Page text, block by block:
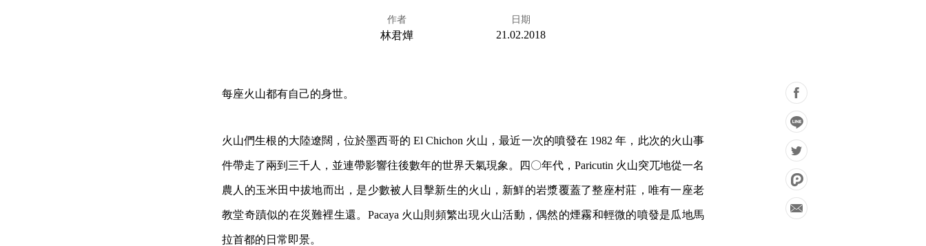
作者
林君燁
日期
21.02.2018
每座火山都有自己的身世。
火山們生根的大陸遼闊，位於墨西哥的 El Chichon 火山，最近一次的噴發在 1982 年，此次的火山事
件帶走了兩到三千人，並連帶影響往後數年的世界天氣現象。四〇年代，Paricutin 火山突兀地從一名
農人的玉米田中拔地而出，是少數被人目擊新生的火山，新鮮的岩漿覆蓋了整座村莊，唯有一座老
教堂奇蹟似的在災難裡生還。Pacaya 火山則頻繁出現火山活動，偶然的煙霧和輕微的噴發是瓜地馬
拉首都的日常即景。